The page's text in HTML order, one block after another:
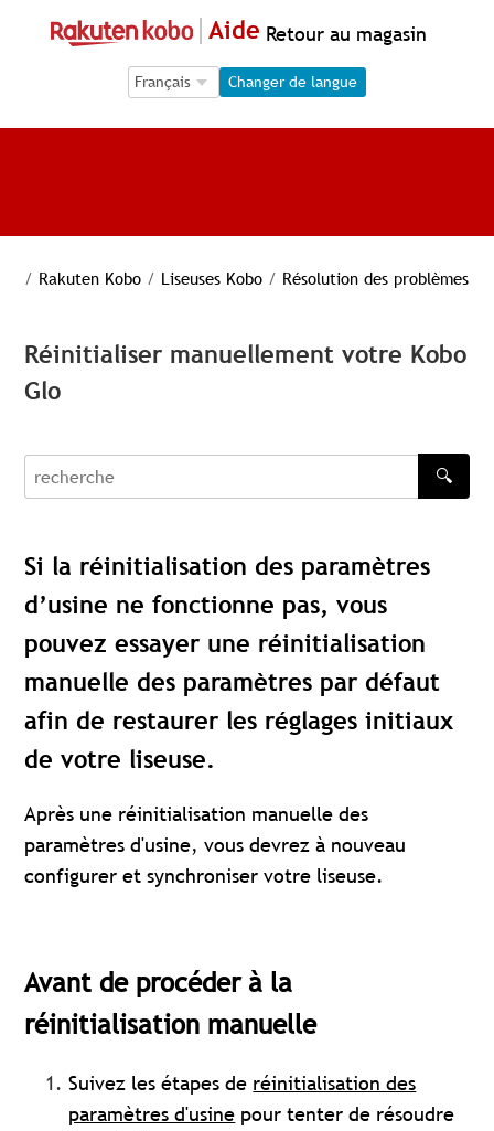
Aide Retour au magasin
Language Selection
Language Selection
Changer de langue
/ Rakuten Kobo / Liseuses Kobo / Résolution des problèmes
Réinitialiser manuellement votre Kobo
Glo
recherche
🔍
Si la réinitialisation des paramètres
d’usine ne fonctionne pas, vous
pouvez essayer une réinitialisation
manuelle des paramètres par défaut
afin de restaurer les réglages initiaux
de votre liseuse.
Après une réinitialisation manuelle des
paramètres d'usine, vous devrez à nouveau
configurer et synchroniser votre liseuse.
Avant de procéder à la
réinitialisation manuelle
Suivez les étapes de réinitialisation des
paramètres d'usine pour tenter de résoudre